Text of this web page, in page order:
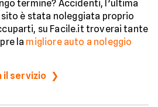
termine? Accidenti, l’ultima
è stata noleggiata proprio
su Facile.it troverai tante
la migliore auto a noleggio
il servizio